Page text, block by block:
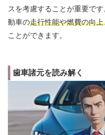
スを考慮することが重要で
動車の走行性能や燃費の向
ことができます。
歯車諸元を読み解く